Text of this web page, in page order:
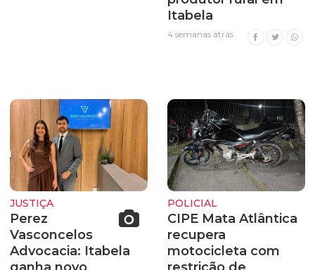
Itabela
4 semanas atrás
JUSTIÇA
Perez
Vasconcelos
Advocacia: Itabela
POLICIAL
CIPE Mata Atlântica
recupera
motocicleta com